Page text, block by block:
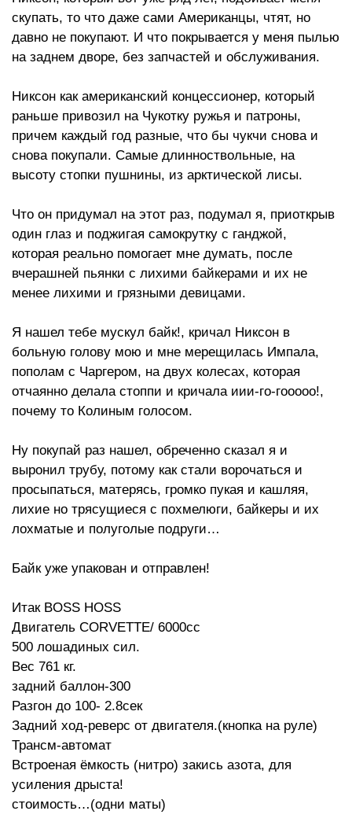
скупать, то что даже сами Американцы, чтят, но
давно не покупают. И что покрывается у меня пылью
на заднем дворе, без запчастей и обслуживания.
Никсон как американский концессионер, который
раньше привозил на Чукотку ружья и патроны,
причем каждый год разные, что бы чукчи снова и
снова покупали. Самые длинноствольные, на
высоту стопки пушнины, из арктической лисы.
Что он придумал на этот раз, подумал я, приоткрыв
один глаз и поджигая самокрутку с ганджой,
которая реально помогает мне думать, после
вчерашней пьянки с лихими байкерами и их не
менее лихими и грязными девицами.
Я нашел тебе мускул байк!, кричал Никсон в
больную голову мою и мне мерещилась Импала,
пополам с Чаргером, на двух колесах, которая
отчаянно делала стоппи и кричала иии-го-гооооо!,
почему то Колиным голосом.
Ну покупай раз нашел, обреченно сказал я и
выронил трубу, потому как стали ворочаться и
просыпаться, матерясь, громко пукая и кашляя,
лихие но трясущиеся с похмелюги, байкеры и их
лохматые и полуголые подруги…
Байк уже упакован и отправлен!
Итак BOSS HOSS
Двигатель CORVETTE/ 6000cc
500 лошадиных сил.
Вес 761 кг.
задний баллон-300
Разгон до 100- 2.8сек
Задний ход-реверс от двигателя.(кнопка на руле)
Трансм-автомат
Встроеная ёмкость (нитро) закись азота, для
усиления дрыста!
стоимость…(одни маты)